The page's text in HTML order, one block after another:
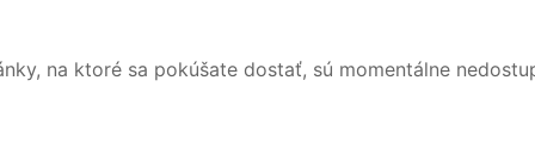
na ktoré sa pokúšate dostať, sú momentálne